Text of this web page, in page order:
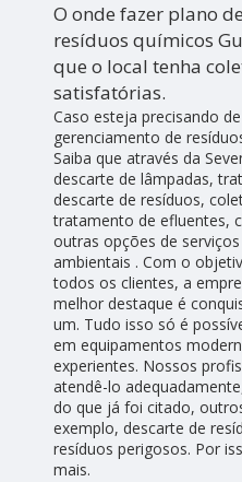
O onde fazer plano
resíduos químicos
que o local tenha
satisfatórias.
Caso esteja precisando
gerenciamento de
Saiba que através da
descarte de lâmpadas,
descarte de resíduos,
tratamento de efluentes,
outras opções de
ambientais . Com o
todos os clientes, a
melhor destaque é
um. Tudo isso só é
em equipamentos
experientes. Nossos
atendê-lo
do que já foi citado,
exemplo, descarte de
resíduos perigosos. Por
mais.